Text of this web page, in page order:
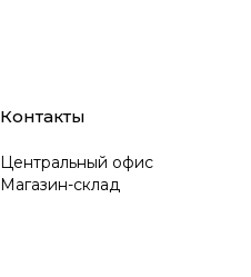
Контакты
Центральный офис
Магазин-склад